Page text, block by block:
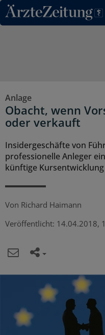
Direkt zum Inhaltsbereich
Anlage
Obacht, wenn
oder verkauft
Insidergeschäfte von
professionelle Anleger
künftige
Von Richard Haimann
Veröffentlicht: 14.04.2018,